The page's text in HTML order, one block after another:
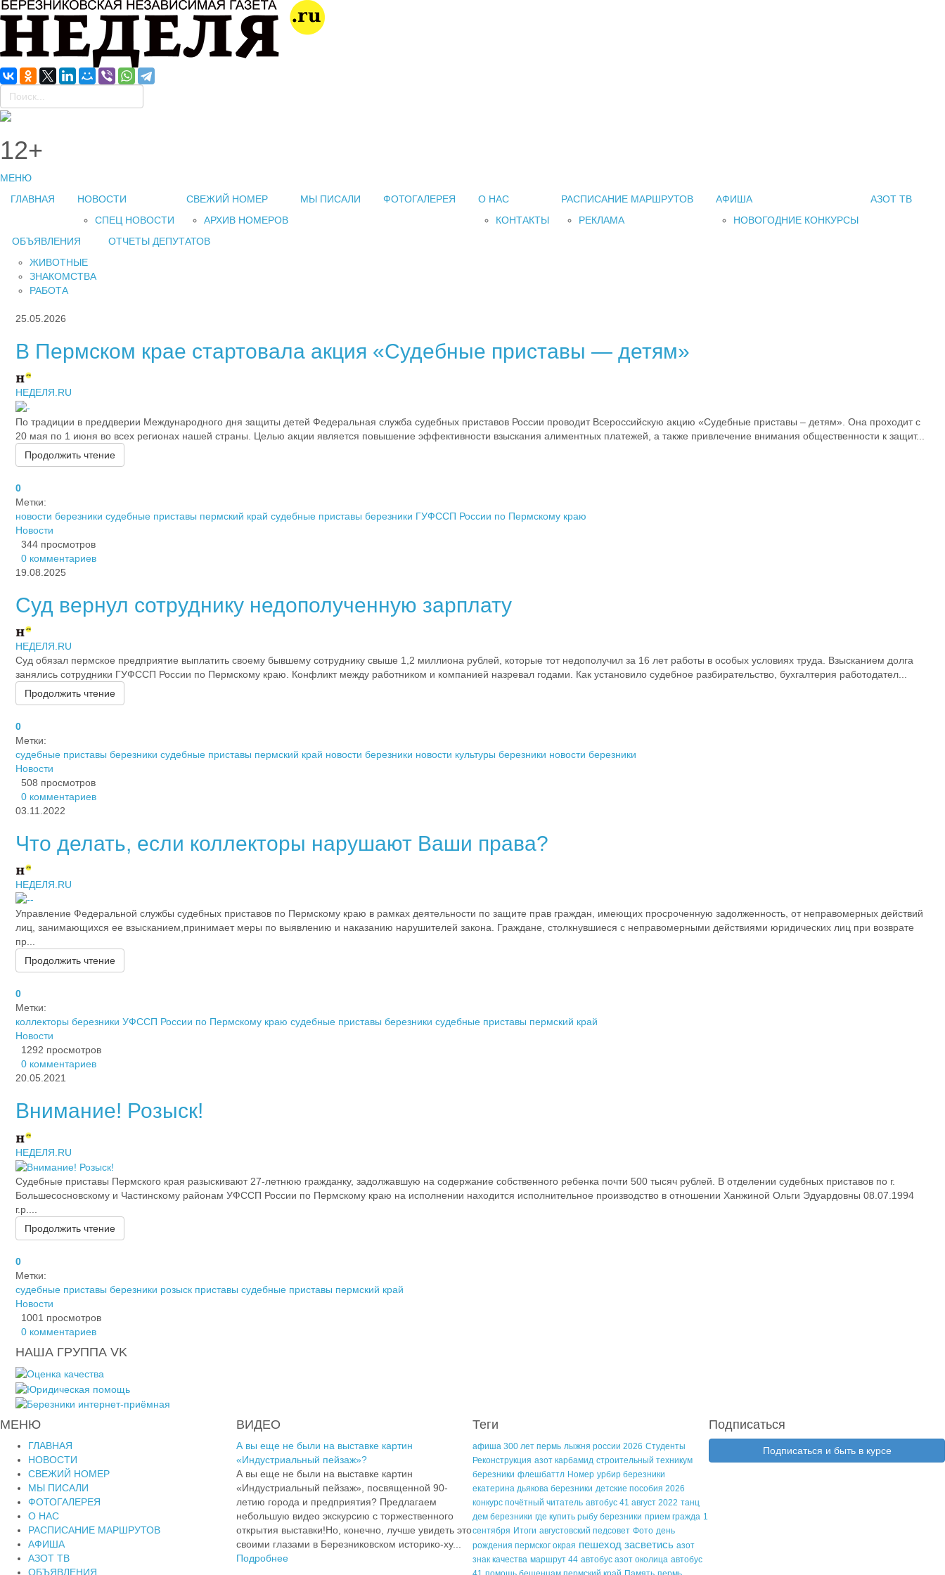
12+
МЕНЮ
ГЛАВНАЯ
НОВОСТИ
СПЕЦ НОВОСТИ
СВЕЖИЙ НОМЕР
АРХИВ НОМЕРОВ
МЫ ПИСАЛИ ФОТОГАЛЕРЕЯ
О НАС
КОНТАКТЫ
РАСПИСАНИЕ МАРШРУТОВ
РЕКЛАМА
АФИША
НОВОГОДНИЕ КОНКУРСЫ
АЗОТ ТВ
ОБЪЯВЛЕНИЯ
ЖИВОТНЫЕ
ЗНАКОМСТВА
РАБОТА
ОТЧЕТЫ ДЕПУТАТОВ
25.05.2026
В Пермском крае стартовала акция «Судебные приставы — детям»
НЕДЕЛЯ.RU
По традиции в преддверии Международного дня защиты детей Федеральная служба судебных приставов России проводит Всероссийскую акцию «Судебные приставы – детям». Она проходит с
20 мая по 1 июня во всех регионах нашей страны. Целью акции является повышение эффективности взыскания алиментных платежей, а также привлечение внимания общественности к защит...
Продолжить чтение
0
Метки:
новости березники судебные приставы пермский край судебные приставы березники ГУФССП России по Пермскому краю
Новости
344 просмотров
0 комментариев
19.08.2025
Суд вернул сотруднику недополученную зарплату
НЕДЕЛЯ.RU
Суд обязал пермское предприятие выплатить своему бывшему сотруднику свыше 1,2 миллиона рублей, которые тот недополучил за 16 лет работы в особых условиях труда. Взысканием долга
занялись сотрудники ГУФССП России по Пермскому краю. Конфликт между работником и компанией назревал годами. Как установило судебное разбирательство, бухгалтерия работодател...
Продолжить чтение
0
Метки:
судебные приставы березники судебные приставы пермский край новости березники новости культуры березники новости березники
Новости
508 просмотров
0 комментариев
03.11.2022
Что делать, если коллекторы нарушают Ваши права?
НЕДЕЛЯ.RU
Управление Федеральной службы судебных приставов по Пермскому краю в рамках деятельности по защите прав граждан, имеющих просроченную задолженность, от неправомерных действий
лиц, занимающихся ее взысканием,принимает меры по выявлению и наказанию нарушителей закона. Граждане, столкнувшиеся с неправомерными действиями юридических лиц при возврате
пр...
Продолжить чтение
0
Метки:
коллекторы березники УФССП России по Пермскому краю судебные приставы березники судебные приставы пермский край
Новости
1292 просмотров
0 комментариев
20.05.2021
Внимание! Розыск!
НЕДЕЛЯ.RU
Судебные приставы Пермского края разыскивают 27-летнюю гражданку, задолжавшую на содержание собственного ребенка почти 500 тысяч рублей. В отделении судебных приставов по г.
Большесосновскому и Частинскому районам УФССП России по Пермскому краю на исполнении находится исполнительное производство в отношении Ханжиной Ольги Эдуардовны 08.07.1994
г.р....
Продолжить чтение
0
Метки:
судебные приставы березники розыск приставы судебные приставы пермский край
Новости
1001 просмотров
0 комментариев
НАША ГРУППА VK
МЕНЮ
ГЛАВНАЯ
НОВОСТИ
СВЕЖИЙ НОМЕР
МЫ ПИСАЛИ
ФОТОГАЛЕРЕЯ
О НАС
РАСПИСАНИЕ МАРШРУТОВ
АФИША
АЗОТ ТВ
ОБЪЯВЛЕНИЯ
ВИДЕО
А вы еще не были на выставке картин
«Индустриальный пейзаж»?
А вы еще не были на выставке картин
«Индустриальный пейзаж», посвященной 90-
летию города и предприятия? Предлагаем
небольшую видео экскурсию с торжественного
открытия выставки!Но, конечно, лучше увидеть это
своими глазами в Березниковском историко-ху...
Подробнее
Теги
афиша 300 лет пермь лыжня россии 2026 Студенты
Реконструкция азот карбамид строительный техникум
березники флешбаттл Номер урбир березники
екатерина дьякова березники детские пособия 2026
конкурс почётный читатель автобус 41 август 2022 танц
дем березники где купить рыбу березники прием гражда 1
сентября Итоги августовский педсовет Фото день
рождения пермског окрая пешеход засветись азот
знак качества маршрут 44 автобус азот околица автобус
Подписаться
Подписаться и быть в курсе